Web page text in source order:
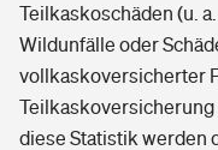
Teilkaskoschäden (u.
Wildunfälle oder
vollkaskoversicherter
Teilkaskoversicherung
diese Statistik werden